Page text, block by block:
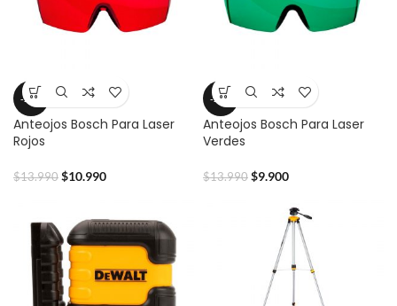
-21%
Anteojos Bosch Para Laser
Rojos
$13.990 $10.990
-29%
Anteojos Bosch Para Laser
Verdes
$13.990 $9.900